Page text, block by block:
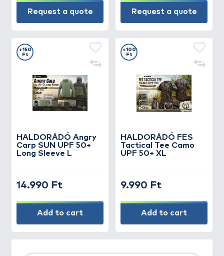
Request a quote Request a quote
HALDORÁDÓ Angry
Carp SUN UPF 50+
Long Sleeve L
+150
Ft
14.990 Ft
Add to cart
HALDORÁDÓ FES
Tactical Tee Camo
UPF 50+ XL
+100
Ft
9.990 Ft
Add to cart